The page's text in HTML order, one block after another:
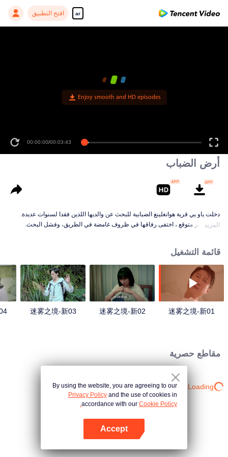
ar افتح التطبيق
أرض الضباب
دخلت ياو يي قرية هوانغلينغ الضبابية للبحث عن والديها اللذين فقدا لسنوات عديدة.
بشكل غير متوقع ، اختفى رفاقها في ظروف غامضة في الطريق، وفشل البحث.
المزيد
قائمة التشغيل
迷雾之境-新01
迷雾之境-新02
迷雾之境-新03
مقاطع حصرية
Loading…
By using the website, you are agreeing to our
Privacy Policy and the use of cookies in
accordance with our Cookie Policy.
Accept